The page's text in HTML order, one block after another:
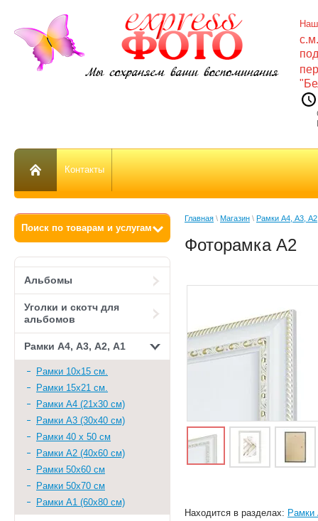
СБ
Контакты
Альбомы
Уголки и скотч для
альбомов
Рамки А4, А3, А2, А1
Рамки 10х15 см.
Рамки 15х21 см.
Рамки А4 (21х30 см)
Рамки А3 (30х40 см)
Рамки 40 х 50 см
Рамки А2 (40х60 см)
Рамки 50х60 см
Рамки 50х70 см
Рамки А1 (60х80 см)
Главная \ Магазин \ Рамки А4, А3,
Фоторамка А2
Находится в разделах: